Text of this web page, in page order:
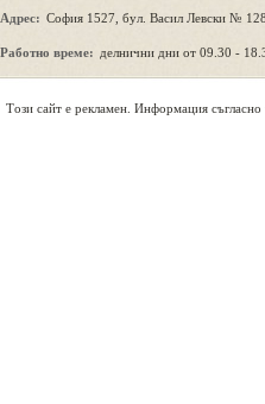
Адрес: София 1527, бул. Васил Левски №
Работно време: делнични дни от 09.30 -
Tози сайт е рекламен. Информация